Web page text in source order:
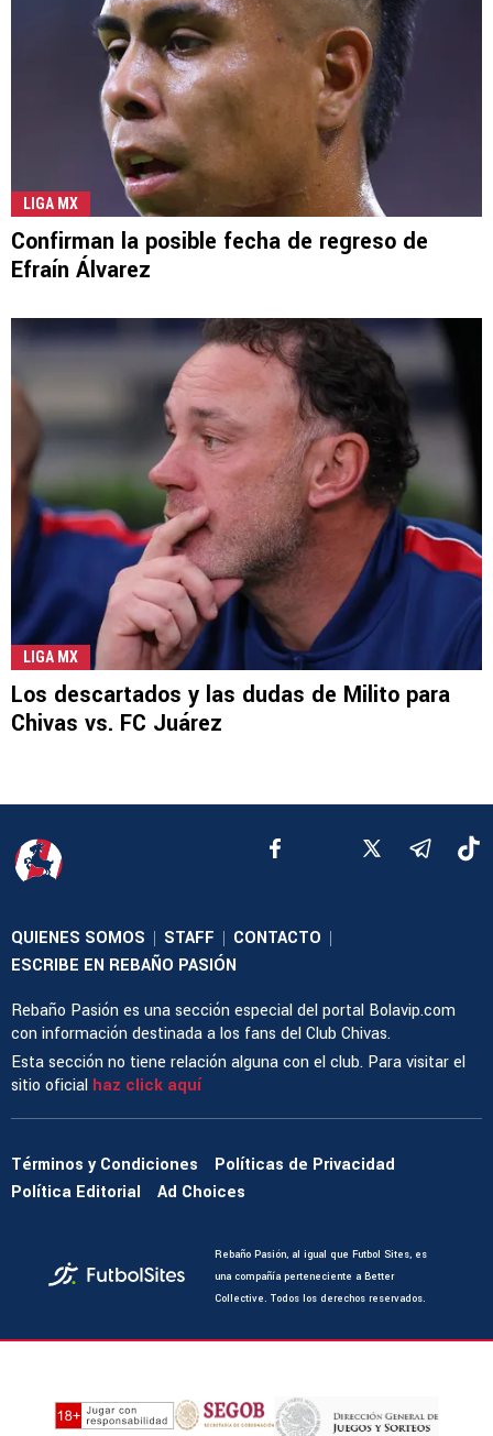
LIGA MX
Confirman la posible fecha de regreso de
Efraín Álvarez
LIGA MX
Los descartados y las dudas de Milito para
Chivas vs. FC Juárez
QUIENES SOMOS | STAFF | CONTACTO |
ESCRIBE EN REBAÑO PASIÓN
Rebaño Pasión es una sección especial del portal Bolavip.com
con información destinada a los fans del Club Chivas.
Esta sección no tiene relación alguna con el club. Para visitar el
sitio oficial haz click aquí
Términos y Condiciones
Políticas de Privacidad
Política Editorial
Ad Choices
Rebaño Pasión, al igual que Futbol Sites, es
una compañía perteneciente a Better
Collective. Todos los derechos reservados.